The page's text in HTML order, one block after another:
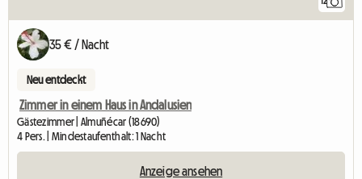
35 € / Nacht
Neu entdeckt
Zimmer in einem Haus in Andalusien
Gästezimmer | Almuñécar (18690)
4 Pers. | Mindestaufenthalt: 1 Nacht
Anzeige ansehen